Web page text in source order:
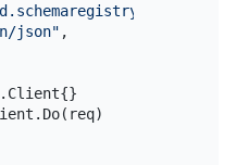
json" ,